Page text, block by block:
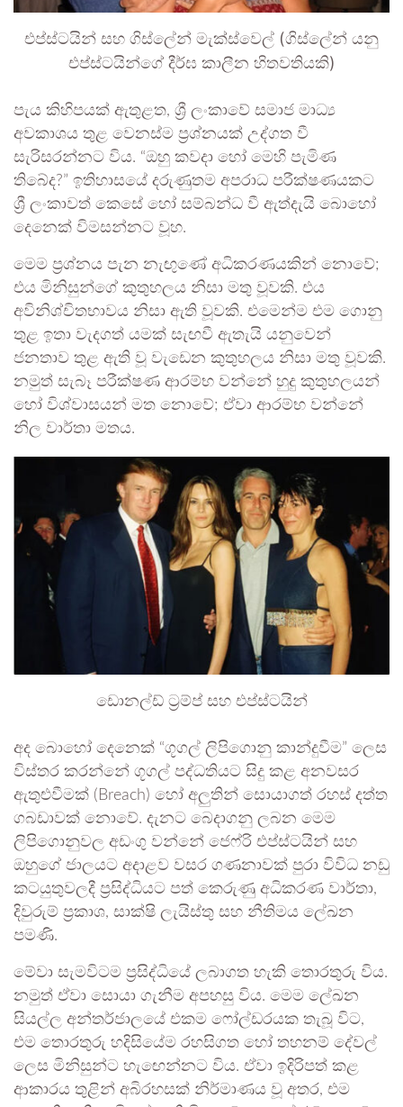
එප්ස්ටයින් සහ ගිස්ලේන් මැක්ස්වෙල් (ගිස්ලේන් යනු
එප්ස්ටයින්ගේ දීර්ඝ කාලීන හිතවතියකි)
පැය කිහිපයක් ඇතුළත, ශ්‍රී ලංකාවේ සමාජ මාධ්‍ය
අවකාශය තුළ වෙනස්ම ප්‍රශ්නයක් උද්ගත වී
සැරිසරන්නට විය. “ඔහු කවදා හෝ මෙහි පැමිණ
තිබේද?” ඉතිහාසයේ දරුණුතම අපරාධ පරීක්ෂණයකට
ශ්‍රී ලංකාවත් කෙසේ හෝ සම්බන්ධ වී ඇත්දැයි බොහෝ
දෙනෙක් විමසන්නට වූහ.
මෙම ප්‍රශ්නය පැන නැඟුණේ අධිකරණයකින් නොවේ;
එය මිනිසුන්ගේ කුතුහලය නිසා මතු වූවකි. එය
අවිනිශ්චිතභාවය නිසා ඇති වූවකි. එමෙන්ම එම ගොනු
තුළ ඉතා වැදගත් යමක් සැඟවී ඇතැයි යනුවෙන්
ජනතාව තුළ ඇති වූ වැඩෙන කුතුහලය නිසා මතු වූවකි.
නමුත් සැබෑ පරීක්ෂණ ආරම්භ වන්නේ හුදු කුතුහලයන්
හෝ විශ්වාසයන් මත නොවේ; ඒවා ආරම්භ වන්නේ
නිල වාර්තා මතය.
ඩොනල්ඩ් ට්‍රම්ප් සහ එප්ස්ටයින්
අද බොහෝ දෙනෙක් “ගූගල් ලිපිගොනු කාන්දුවීම” ලෙස
විස්තර කරන්නේ ගූගල් පද්ධතියට සිදු කළ අනවසර
ඇතුළුවීමක් (Breach) හෝ අලුතින් සොයාගත් රහස් දත්ත
ගබඩාවක් නොවේ. දැනට බෙදාගනු ලබන මෙම
ලිපිගොනුවල අඩංගු වන්නේ ජෙෆ්රි එප්ස්ටයින් සහ
ඔහුගේ ජාලයට අදාළව වසර ගණනාවක් පුරා විවිධ නඩු
කටයුතුවලදී ප්‍රසිද්ධියට පත් කෙරුණු අධිකරණ වාර්තා,
දිවුරුම් ප්‍රකාශ, සාක්ෂි ලැයිස්තු සහ නීතිමය ලේඛන
පමණි.
මේවා සැමවිටම ප්‍රසිද්ධියේ ලබාගත හැකි තොරතුරු විය.
නමුත් ඒවා සොයා ගැනීම අපහසු විය. මෙම ලේඛන
සියල්ල අන්තර්ජාලයේ එකම ෆෝල්ඩරයක තැබූ විට,
එම තොරතුරු හදිසියේම රහසිගත හෝ තහනම් දේවල්
ලෙස මිනිසුන්ට හැඟෙන්නට විය. ඒවා ඉදිරිපත් කළ
ආකාරය තුළින් අබිරහසක් නිර්මාණය වූ අතර, එම